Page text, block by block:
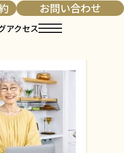
お問い合わせ
アクセス